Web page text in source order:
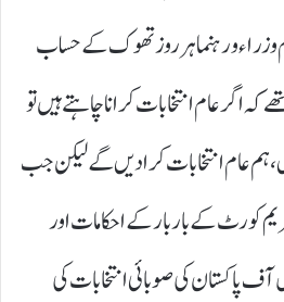
و رہنما ہر روز تھوک کے حساب
عام انتخابات کرانا چاہتے ہیں تو
ہم عام انتخابات کرا دیں گے لیکن جب
کورٹ کے بار بار کے احکامات اور
پاکستان کی صوبائی انتخابات کی